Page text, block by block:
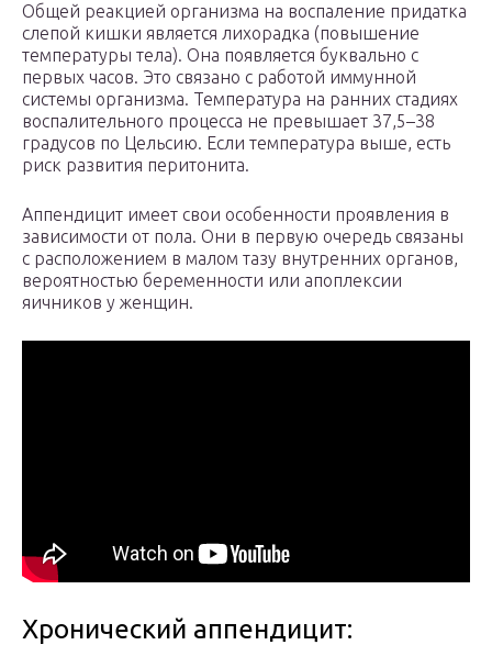
Общей реакцией организма на воспаление придатка
слепой кишки является лихорадка (повышение
температуры тела). Она появляется буквально с
первых часов. Это связано с работой иммунной
системы организма. Температура на ранних стадиях
воспалительного процесса не превышает 37,5–38
градусов по Цельсию. Если температура выше, есть
риск развития перитонита.
Аппендицит имеет свои особенности проявления в
зависимости от пола. Они в первую очередь связаны
с расположением в малом тазу внутренних органов,
вероятностью беременности или апоплексии
яичников у женщин.
Хронический аппендицит: